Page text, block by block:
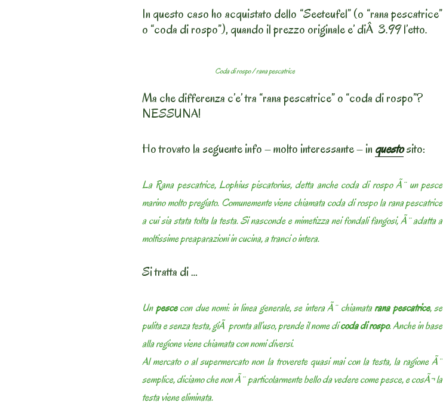
In questo caso ho acquistato dello “Seeteufel” (o “rana pescatrice”
o “coda di rospo”), quando il prezzo originale e’ diÂ 3.99 l’etto.
Coda di rospo / rana pescatrice
Ma che differenza c’e’ tra “rana pescatrice” o “coda di rospo”?
NESSUNA!
Ho trovato la seguente info – molto interessante – in questosito:
La Rana pescatrice, Lophius piscatorius, detta anche coda di rospo Ã¨ un pesce
marino molto pregiato. Comunemente viene chiamata coda di rospo la rana pescatrice
a cui sia stata tolta la testa. Si nasconde e mimetizza nei fondali fangosi, Ã¨ adatta a
moltissime preaparazioni in cucina, a tranci o intera.
Si tratta di …
Unpescecon due nomi: in linea generale, se intera Ã¨ chiamatarana pescatrice, se
pulita e senza testa, giÃ pronta all’uso, prende il nome dicoda di rospo. Anche in base
alla regione viene chiamata con nomi diversi.
Al mercato o al supermercato non la troverete quasi mai con la testa, la ragione Ã¨
semplice, diciamo che non Ã¨ particolarmente bello da vedere come pesce, e cosÃ¬ la
testa viene eliminata.